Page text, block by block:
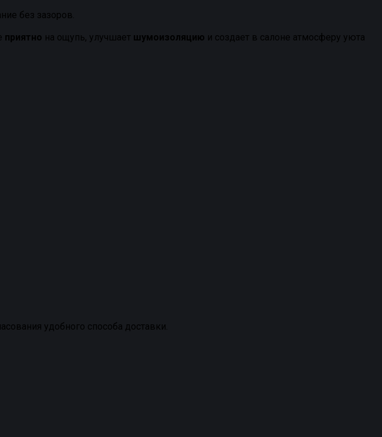
без зазоров.
приятно на ощупь, улучшает шумоизоляцию и создает в салоне атмосферу уюта
удобного способа доставки.